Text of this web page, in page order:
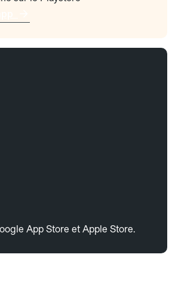
App Store et Apple Store.